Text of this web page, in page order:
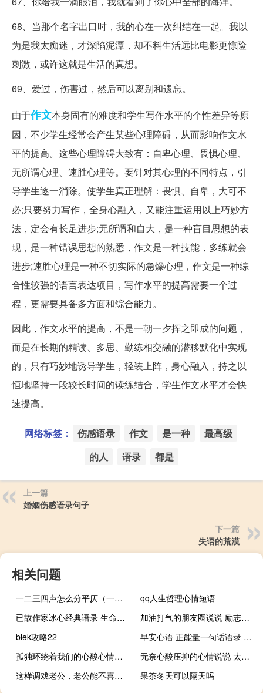
68、当那个名字出口时，我的心在一次纠结在一起。我以
为是我太痴迷，才深陷泥潭，却不料生活远比电影更惊险
刺激，或许这就是生活的真想。
69、爱过，伤害过，然后可以离别和遗忘。
由于作文本身固有的难度和学生写作水平的个性差异等原
因，不少学生经常会产生某些心理障碍，从而影响作文水
平的提高。这些心理障碍大致有：自卑心理、畏惧心理、
无所谓心理、速胜心理等。要针对其心理的不同特点，引
导学生逐一消除。使学生真正理解：畏惧、自卑，大可不
必;只要努力写作，全身心融入，又能注重运用以上巧妙方
法，定会有长足进步;无所谓和自大，是一种盲目思想的表
现，是一种错误思想的熟悉，作文是一种技能，多练就会
进步;速胜心理是一种不切实际的急燥心理，作文是一种综
合性较强的语言表达项目，写作水平的提高需要一个过
程，更需要具备多方面和综合能力。
因此，作文水平的提高，不是一朝一夕挥之即成的问题，
而是在长期的精读、多思、勤练相交融的潜移默化中实现
的，只有巧妙地诱导学生，轻装上阵，身心融入，持之以
恒地坚持一段较长时间的读练结合，学生作文水平才会快
速提高。
网络标签： 伤感语录 作文 是一种
最高级
的人
语录 都是
上一篇
婚姻伤感语录句子
下一篇
失语的荒漠
相关问题
一二三四声怎么分平仄（一二三四声怎么分平仄）
qq人生哲理心情短语
已故作家冰心经典语录 生命从八十岁开始
加油打气的朋友圈说说 励志加油努力的句子
blek攻略22
早安心语 正能量一句话语录 10句
孤独环绕着我们的心酸心情说说 心情不好时发的说说
无奈心酸压抑的心情说说 太多的无奈微信短句
这样调戏老公，老公能不喜欢吗？
果茶冬天可以隔天吗